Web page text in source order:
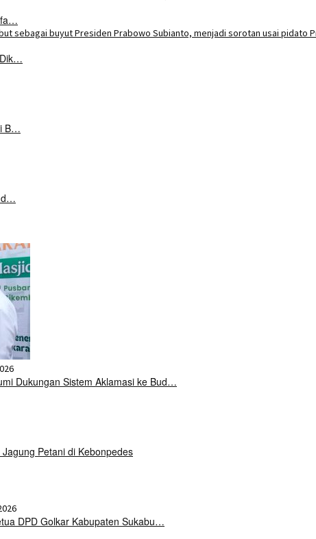
B…
d…
Dukungan Sistem Aklamasi ke Bud…
Petani di Kebonpedes
DPD Golkar Kabupaten Sukabu…